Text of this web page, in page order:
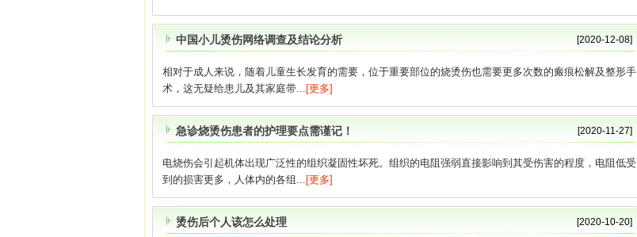
中国小儿烫伤网络调查及结论分析 [2020-12-08]
相对于成人来说，随着儿童生长发育的需要，位于重要部位的烧烫伤也需要更多次数的瘢痕松解及整形手
术，这无疑给患儿及其家庭带... [更多]
急诊烧烫伤患者的护理要点需谨记！ [2020-11-27]
电烧伤会引起机体出现广泛性的组织凝固性坏死。组织的电阻强弱直接影响到其受伤害的程度，电阻低受
到的损害更多，人体内的各组... [更多]
烫伤后个人该怎么处理 [2020-10-20]